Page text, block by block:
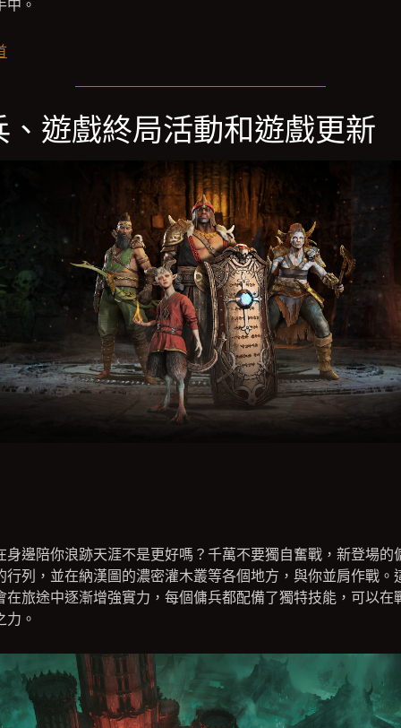
中。
、遊戲終局活動和遊戲更新
身邊陪你浪跡天涯不是更好嗎？千萬不要獨自奮戰，新登場的
行列，並在納漢圖的濃密灌木叢等各個地方，與你並肩作戰。
在旅途中逐漸增強實力，每個傭兵都配備了獨特技能，可以在
力。